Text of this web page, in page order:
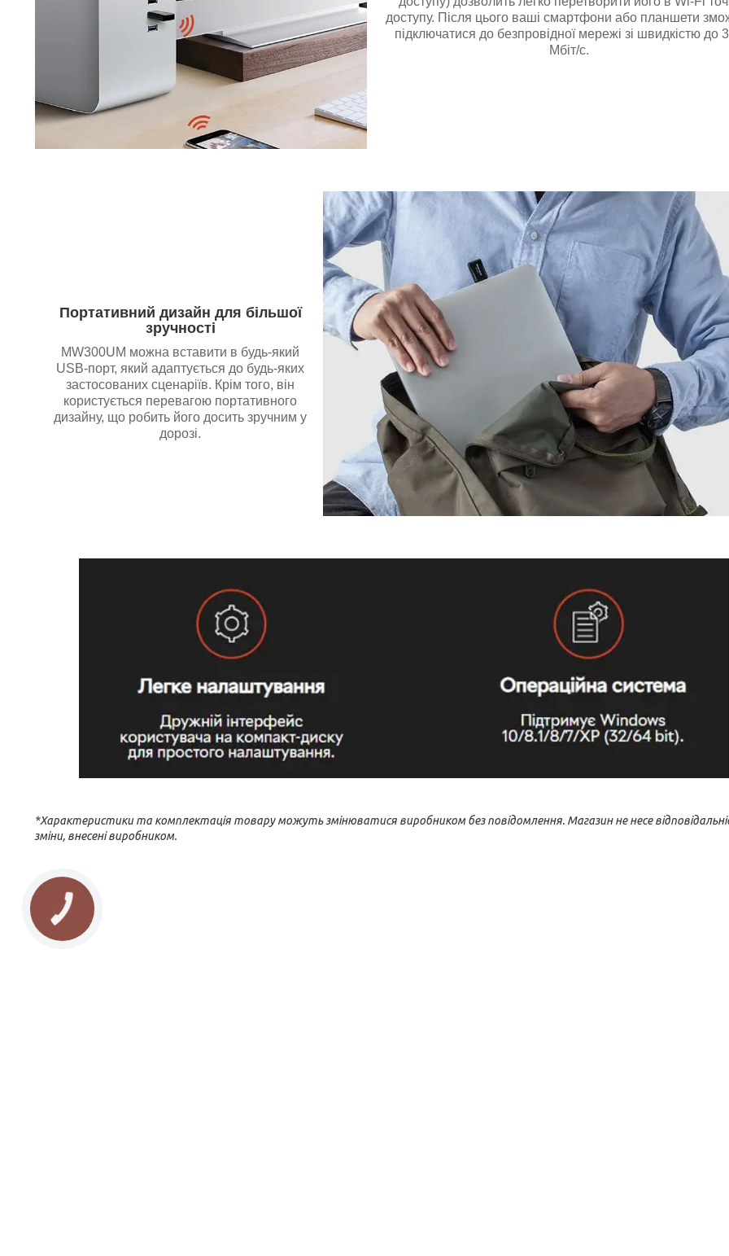
доступу. Після цього ваші смартфони або планшети
підключатися до безпровідної мережі зі швидкістю до
Мбіт/с.
Портативний дизайн для більшої
зручності
MW300UM можна вставити в будь-який
USB-порт, який адаптується до будь-яких
застосованих сценаріїв. Крім того, він
користується перевагою портативного
дизайну, що робить його досить зручним у
дорозі.
*Характеристики та комплектація товару можуть змінюватися виробником без повідомлення. Магазин не несе
зміни, внесені виробником.